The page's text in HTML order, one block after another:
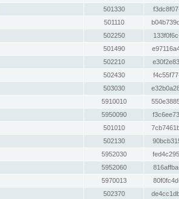
501330
501110
502250
501490
502210
502430
503030
5910010
5950090
501010
502130
5952030
5952060
5970013
502370